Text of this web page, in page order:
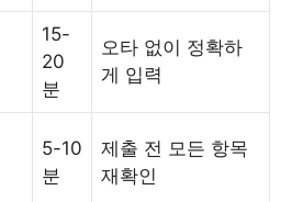
15-
20
분
오타 없이 정확하
게 입력
5-10
분
제출 전 모든 항목
재확인